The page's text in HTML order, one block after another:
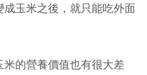
玉米之後，就只能吃外面
的營養價值也有很大差